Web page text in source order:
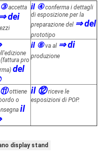
accetta
⇒ dei
il ④ conferma i dettagli
di esposizione per la
preparazione del ⇒ del
prototipo
pro
del
il ⑧ va al ⇒ di
produzione
⑪ottiene
o
il
il ⑫ riceve le
esposizioni di POP.
display stand